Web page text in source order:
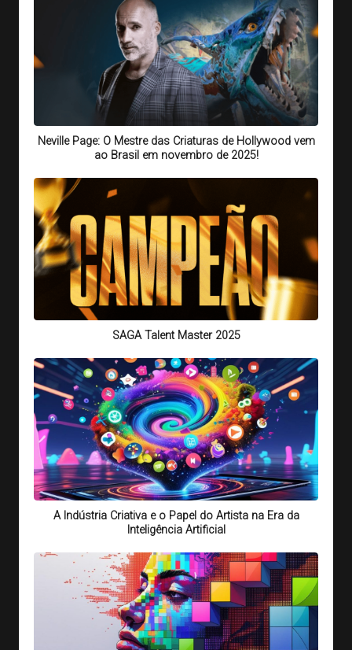
Neville Page: O Mestre das Criaturas de Hollywood vem
ao Brasil em novembro de 2025!
SAGA Talent Master 2025
A Indústria Criativa e o Papel do Artista na Era da
Inteligência Artificial